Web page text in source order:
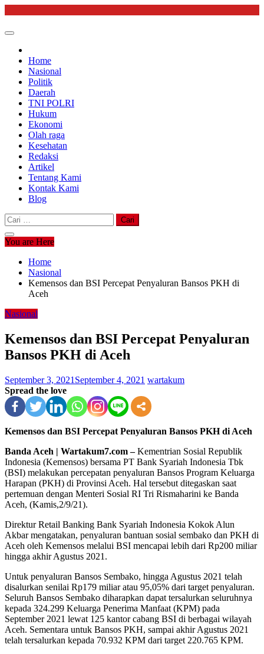
content
Home
Nasional
Politik
Daerah
TNI POLRI
Hukum
Ekonomi
Olah raga
Kesehatan
Redaksi
Artikel
Tentang Kami
Kontak Kami
Blog
Cari
untuk:
You are Here
Home
Nasional
Kemensos dan BSI Percepat Penyaluran Bansos PKH di
Aceh
Nasional
Kemensos dan BSI Percepat Penyaluran
Bansos PKH di Aceh
September 3, 2021 September 4, 2021 wartakum
Spread the love
Kemensos dan BSI Percepat Penyaluran Bansos PKH di Aceh
Banda Aceh | Wartakum7.com –Kementrian Sosial Republik
Indonesia (Kemensos) bersama PT Bank Syariah Indonesia Tbk
(BSI) melakukan percepatan penyaluran Bansos Program Keluarga
Harapan (PKH) di Provinsi Aceh. Hal tersebut ditegaskan saat
pertemuan dengan Menteri Sosial RI Tri Rismaharini ke Banda
Aceh, (Kamis,2/9/21).
Direktur Retail Banking Bank Syariah Indonesia Kokok Alun
Akbar mengatakan, penyaluran bantuan sosial sembako dan PKH di
Aceh oleh Kemensos melalui BSI mencapai lebih dari Rp200 miliar
hingga akhir Agustus 2021.
Untuk penyaluran Bansos Sembako, hingga Agustus 2021 telah
disalurkan senilai Rp179 miliar atau 95,05% dari target penyaluran.
Seluruh Bansos Sembako diharapkan dapat tersalurkan seluruhnya
kepada 324.299 Keluarga Penerima Manfaat (KPM) pada
September 2021 lewat 125 kantor cabang BSI di berbagai wilayah
Aceh. Sementara untuk Bansos PKH, sampai akhir Agustus 2021
telah tersalurkan kepada 70.932 KPM dari target 220.765 KPM.